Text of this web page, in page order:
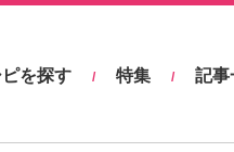
ピを探す / 特集 / 記事